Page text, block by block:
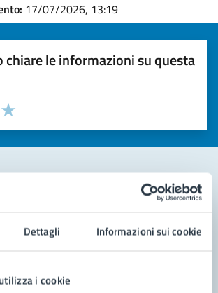
Dettagli Informazioni sui cookie
i cookie
17/07/2026, 13:19
chiare le informazioni su questa
delle informazioni (da 1 a 5 stelle)
di stelle per valutare la chiarezza delle
Valuta 5 stelle su 5
4 stelle su 5
stelle su 5
su 5
5
frequenti